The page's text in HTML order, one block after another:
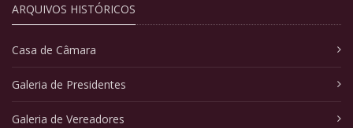
ARQUIVOS HISTÓRICOS
Casa de Câmara
Galeria de Presidentes
Galeria de Vereadores